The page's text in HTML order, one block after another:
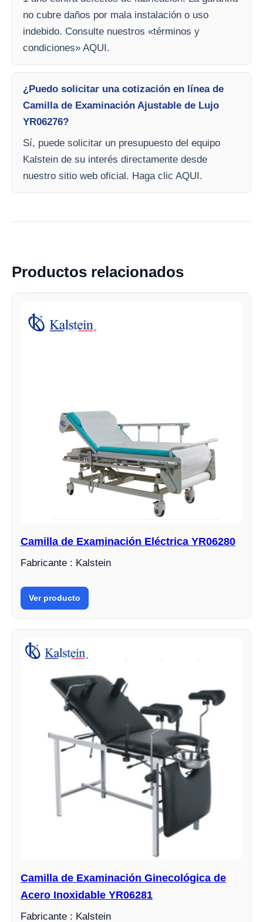
no cubre daños por mala instalación o uso
indebido. Consulte nuestros «términos y
condiciones» AQUI.
¿Puedo solicitar una cotización en línea de
Camilla de Examinación Ajustable de Lujo
YR06276?
Sí, puede solicitar un presupuesto del equipo
Kalstein de su interés directamente desde
nuestro sitio web oficial. Haga clic AQUI.
Productos relacionados
Camilla de Examinación Eléctrica YR06280
Fabricante : Kalstein
Ver producto
Camilla de Examinación Ginecológica de
Acero Inoxidable YR06281
Fabricante : Kalstein